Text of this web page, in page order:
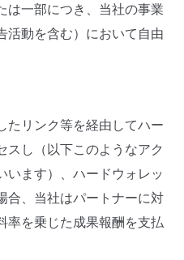
は一部につき、当社の事業
活動を含む）において自由
たリンク等を経由してハー
スし（以下このようなアク
います）、ハードウォレッ
合、当社はパートナーに対
率を乗じた成果報酬を支払